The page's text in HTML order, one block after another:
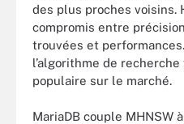
des plus proches voisins.
compromis entre
trouvées et
l’algorithme de
populaire sur le marché.
MariaDB couple MHNSW